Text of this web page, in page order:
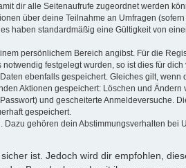
dir alle Seitenaufrufe zugeordnet werden
über deine Teilnahme an Umfragen
haben standardmäßig eine Gültigkeit von
persönlichem Bereich angibst. Für die
festgelegt wurden, so ist dies für dich
ebenfalls gespeichert. Gleiches gilt, wenn
Aktionen gespeichert: Löschen und
und gescheiterte Anmeldeversuche.
gespeichert.
gehören dein Abstimmungsverhalten bei
ist. Jedoch wird dir empfohlen,